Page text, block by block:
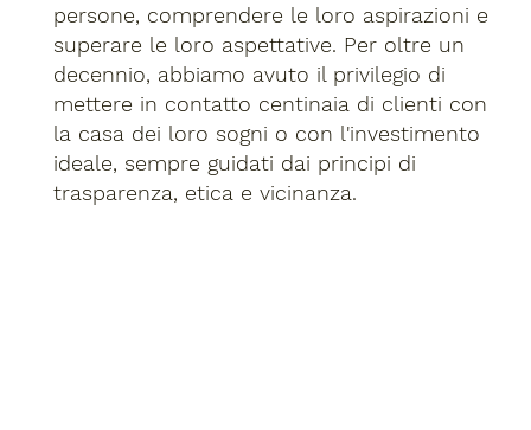
persone, comprendere le loro aspirazioni e
superare le loro aspettative. Per oltre un
decennio, abbiamo avuto il privilegio di
mettere in contatto centinaia di clienti con
la casa dei loro sogni o con l'investimento
ideale, sempre guidati dai principi di
trasparenza, etica e vicinanza.